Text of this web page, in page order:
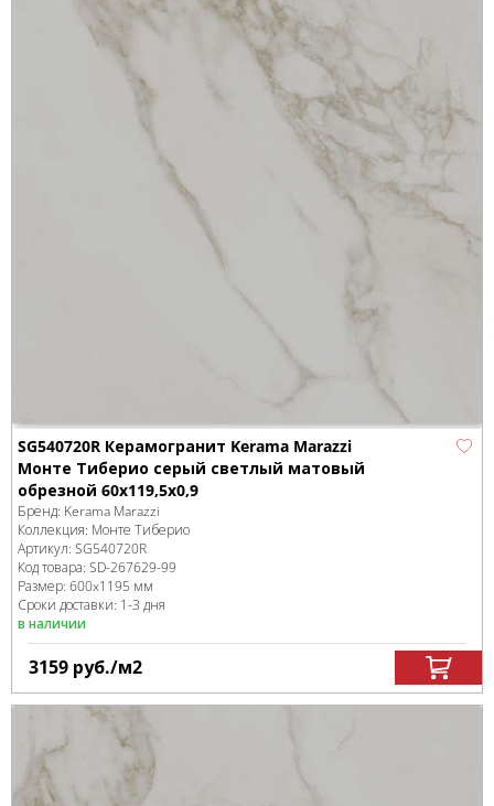
SG540720R Керамогранит Kerama Marazzi
Монте Тиберио серый светлый матовый
обрезной 60x119,5x0,9
Бренд: Kerama Marazzi
Коллекция: Монте Тиберио
Артикул: SG540720R
Код товара: SD-267629-99
Размер: 600x1195 мм
Сроки доставки: 1-3 дня
в наличии
3159 руб./м2